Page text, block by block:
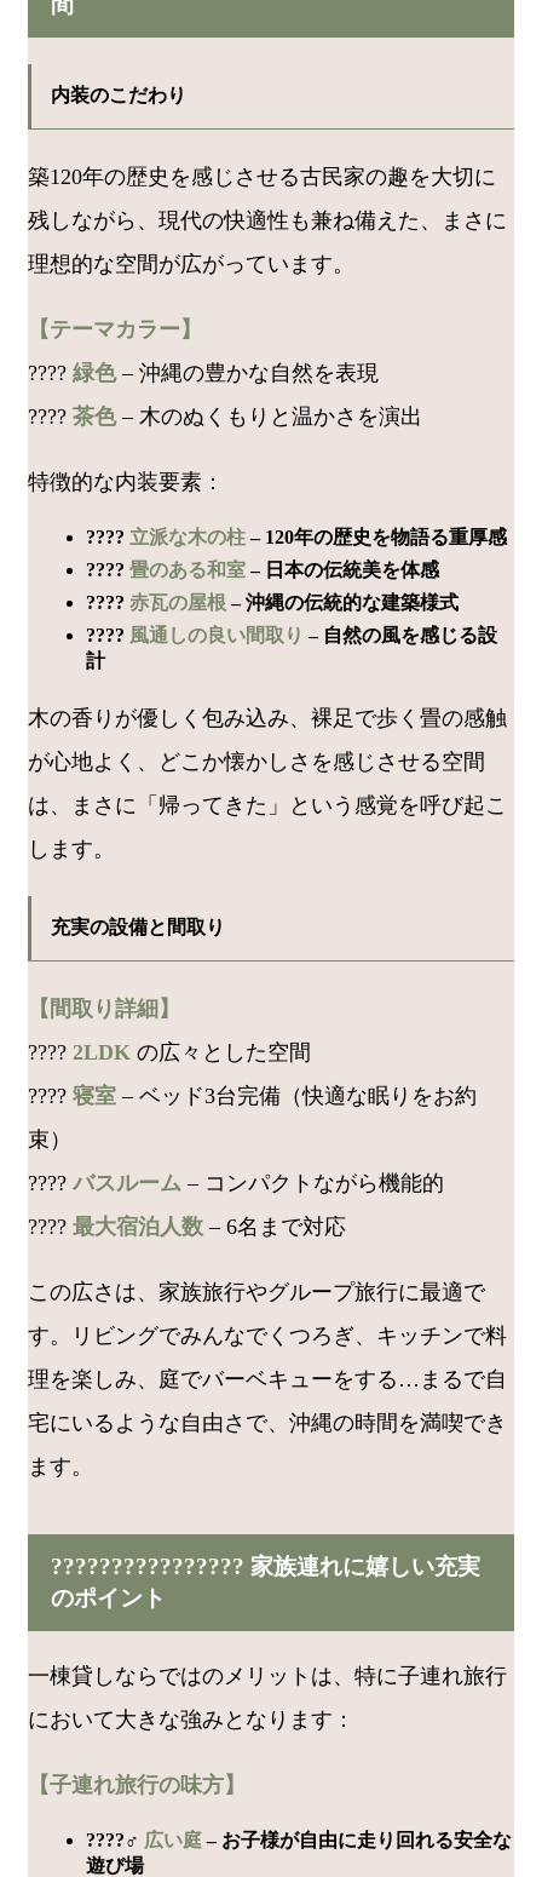
内装のこだわり
築120年の歴史を感じさせる古民家の趣を大切に
残しながら、現代の快適性も兼ね備えた、まさに
理想的な空間が広がっています。
【テーマカラー】
???? 緑色– 沖縄の豊かな自然を表現
???? 茶色– 木のぬくもりと温かさを演出
特徴的な内装要素：
???? 立派な木の柱– 120年の歴史を物語る重厚感
???? 畳のある和室– 日本の伝統美を体感
???? 赤瓦の屋根 – 沖縄の伝統的な建築様式
???? 風通しの良い間取り – 自然の風を感じる設
計
木の香りが優しく包み込み、裸足で歩く畳の感触
が心地よく、どこか懐かしさを感じさせる空間
は、まさに「帰ってきた」という感覚を呼び起こ
します。
充実の設備と間取り
【間取り詳細】
???? 2LDK の広々とした空間
????️ 寝室 – ベッド3台完備（快適な眠りをお約
束）
???? バスルーム – コンパクトながら機能的
???? 最大宿泊人数 – 6名まで対応
この広さは、家族旅行やグループ旅行に最適で
す。リビングでみんなでくつろぎ、キッチンで料
理を楽しみ、庭でバーベキューをする…まるで自
宅にいるような自由さで、沖縄の時間を満喫でき
ます。
????‍????‍????‍???? 家族連れに嬉しい充実
のポイント
一棟貸しならではのメリットは、特に子連れ旅行
において大きな強みとなります：
【子連れ旅行の味方】
????‍♂️ 広い庭– お子様が自由に走り回れる安全な
遊び場